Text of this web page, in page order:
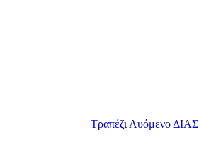
Τραπέζι Λυόμενο ΔΙΑΣ